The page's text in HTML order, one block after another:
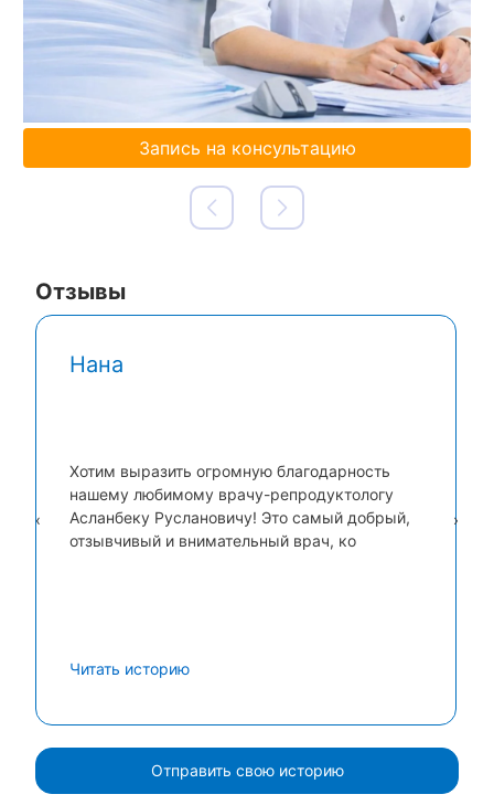
Запись на консультацию
Отзывы
Нана
Хотим выразить огромную благодарность
нашему любимому врачу-репродуктологу
Асланбеку Руслановичу! Это самый добрый,
отзывчивый и внимательный врач, ко
Читать историю
‹ ›
Отправить свою историю